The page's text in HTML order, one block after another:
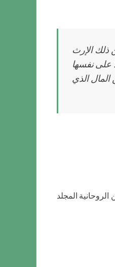
ذلك الإرث
على نفسها
الذي
الروحانية المجلد